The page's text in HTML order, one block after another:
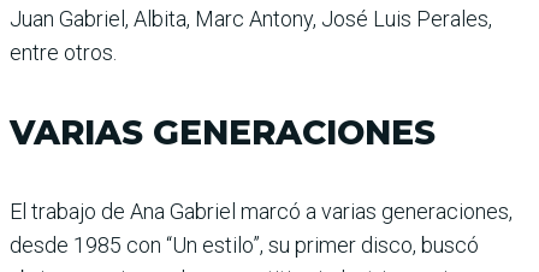
Juan Gabriel, Albita, Marc Antony, José Luis Perales,
entre otros.
VARIAS GENERACIONES
El trabajo de Ana Gabriel marcó a varias generaciones,
desde 1985 con “Un estilo”, su primer disco, buscó